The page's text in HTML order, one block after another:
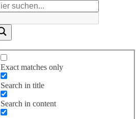
Exact matches only
Search in title
Search in content